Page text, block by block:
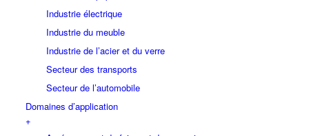
Industrie électrique
Industrie du meuble
Industrie de l’acier et du verre
Secteur des transports
Secteur de l’automobile
Domaines d’application
+